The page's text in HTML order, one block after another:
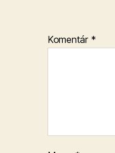
Komentár *